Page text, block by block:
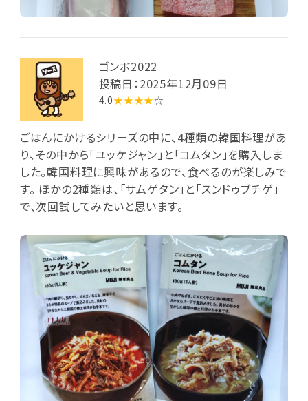
ゴンボ2022
投稿日：2025年12月09日
4.0★★★★☆
ごはんにかけるシリーズの中に、4種類の韓国料理があ
り、その中から「ユッケジャン」と「コムタン」を購入しま
した。韓国料理に興味があるので、食べるのが楽しみで
す。 ほかの2種類は、「サムゲタン」と「スンドゥブチゲ」
で、次回試してみたいと思います。